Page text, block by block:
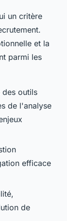
un critère
et la
parmi les
des outils
de l'analyse
efficace
de